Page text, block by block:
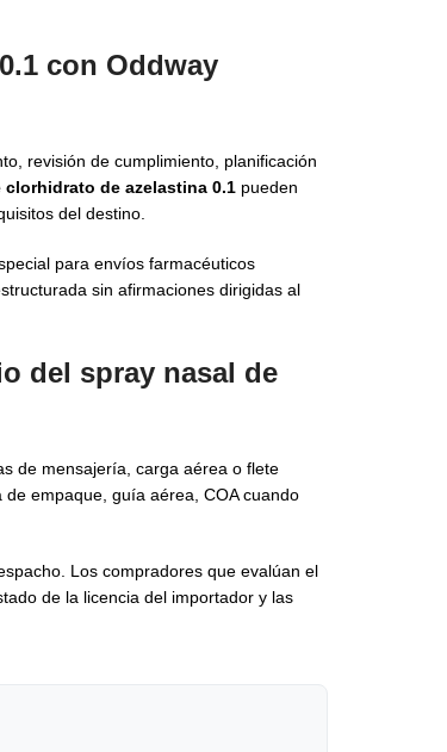
con Oddway
revisión de cumplimiento, planificación
de azelastina 0.1 pueden
del destino.
para envíos farmacéuticos
sin afirmaciones dirigidas al
del spray nasal de
de mensajería, carga aérea o flete
empaque, guía aérea, COA cuando
Los compradores que evalúan el
de la licencia del importador y las